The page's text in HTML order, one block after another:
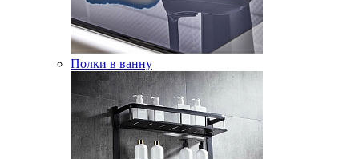
Полки в ванну